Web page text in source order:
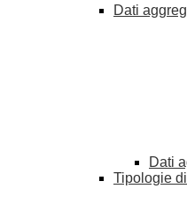
Dati
Dati
Tipologie